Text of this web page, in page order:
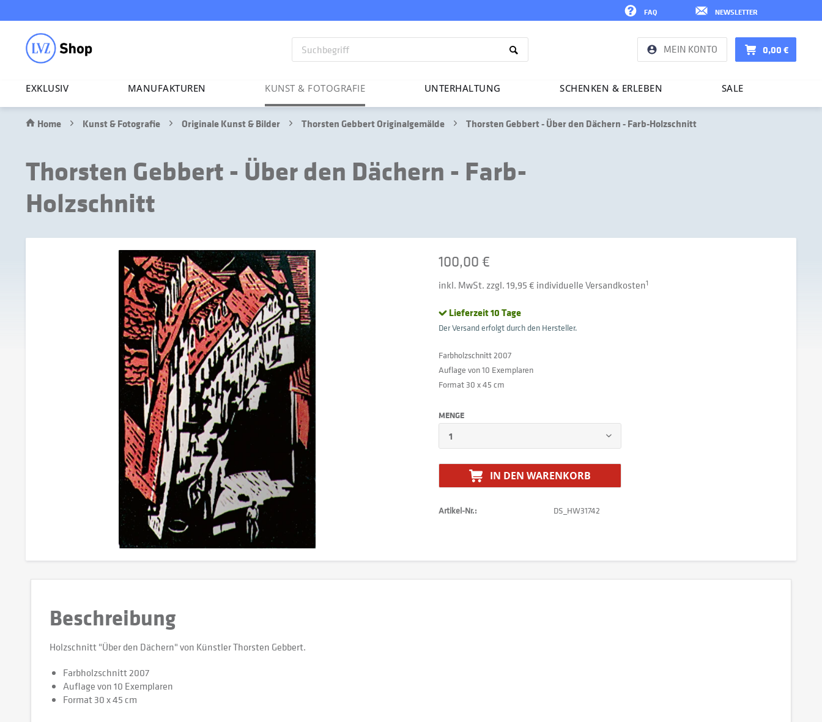
NEWSLETTER
FAQ
MEIN KONTO 0,00 €
EXKLUSIV MANU­FAK­TUREN KUNST & FOTO­GRAFIE UNTER­HAL­TUNG SCHENKEN & ERLEBEN SALE
Home Kunst & Fotografie Originale Kunst & Bilder Thorsten Gebbert Originalgemälde Thorsten Gebbert - Über den Dächern - Farb-Holzschnitt
Thorsten Gebbert - Über den Dächern - Farb-
Holzschnitt
100,00 €
inkl. MwSt. zzgl. 19,95 € individuelle Versandkosten1
Lieferzeit 10 Tage
Der Versand erfolgt durch den Hersteller.
Farbholzschnitt 2007
Auflage von 10 Exemplaren
Format 30 x 45 cm
MENGE
IN DEN WARENKORB
Artikel-Nr.: DS_HW31742
Beschreibung
Holzschnitt "Über den Dächern" von Künstler Thorsten Gebbert.
Farbholzschnitt 2007
Auflage von 10 Exemplaren
Format 30 x 45 cm